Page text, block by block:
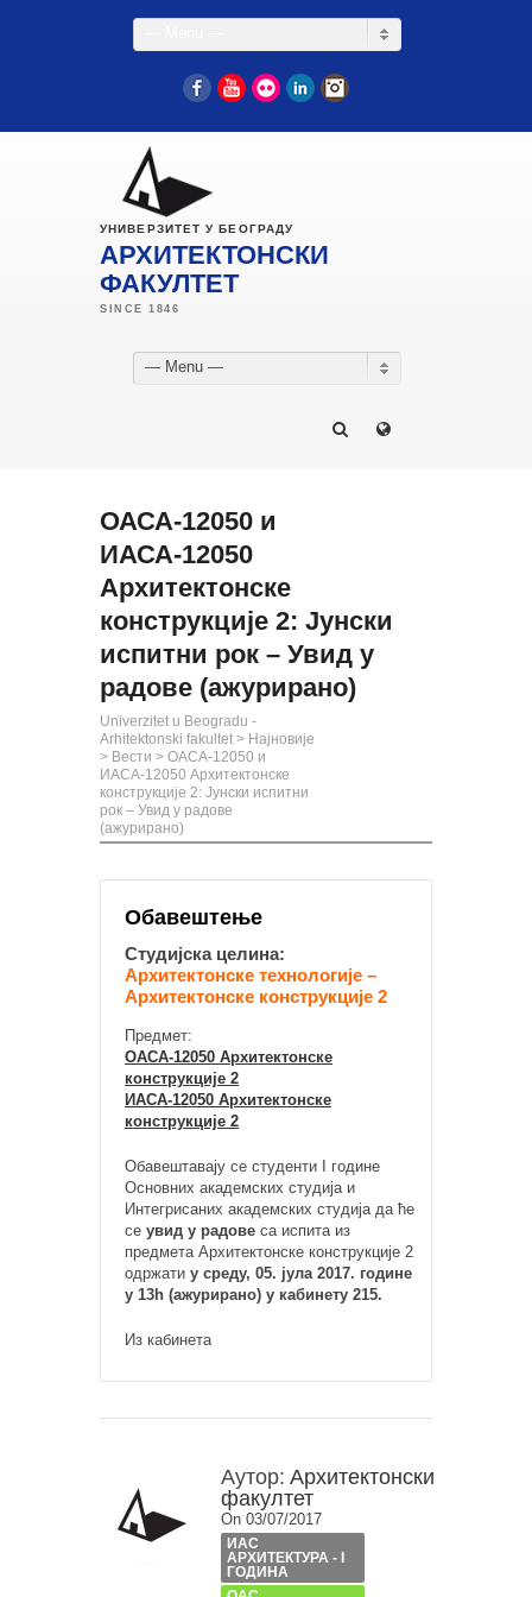
FacebookYouTube
Flickr LinkedIn
УНИВЕРЗИТЕТ У БЕОГРАДУ
АРХИТЕКТОНСКИ
ФАКУЛТЕТ
— Menu —
ОАСА-12050 и
ИАСА-12050
Архитектонске
конструкције 2: Јунски
испитни рок – Увид у
радове (ажурирано)
Univerzitet u Beogradu -
Arhitektonski fakultet > Најновије
> Вести > ОАСА-12050 и
ИАСА-12050 Архитектонске
конструкције 2: Јунски испитни
рок – Увид у радове
(ажурирано)
Обавештење
Студијска целина:
Архитектонске технологије –
Архитектонске конструкције 2
Предмет:
ОАСА-12050 Архитектонске
конструкције 2
ИАСА-12050 Архитектонске
конструкције 2
Обавештавају се студенти I године
Основних академских студија и
Интегрисаних академских студија да ће
се увид у радове са испита из
предмета Архитектонске конструкције 2
одржати у среду, 05. јула 2017. године
у 13h (ажурирано) у кабинету 215.
Из кабинета
Аутор: Архитектонски
факултет
On 03/07/2017
ИАС
АРХИТЕКТУРА - I
ГОДИНА